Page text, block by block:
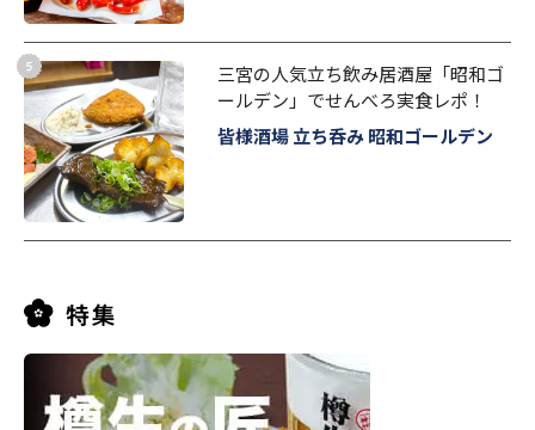
三宮の人気立ち飲み居酒屋「昭和ゴ
ールデン」でせんべろ実食レポ！
皆様酒場 立ち呑み 昭和ゴールデン